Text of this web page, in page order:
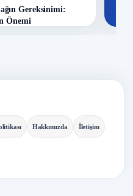
Gereksinimi:
Önemi
Nasıl
Mesleki Ehliyet
Hakkımızda İletişim